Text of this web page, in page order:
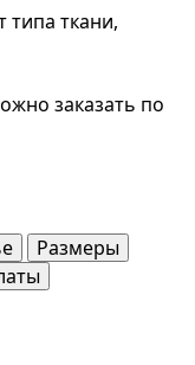
типа ткани,
заказать по
Размеры